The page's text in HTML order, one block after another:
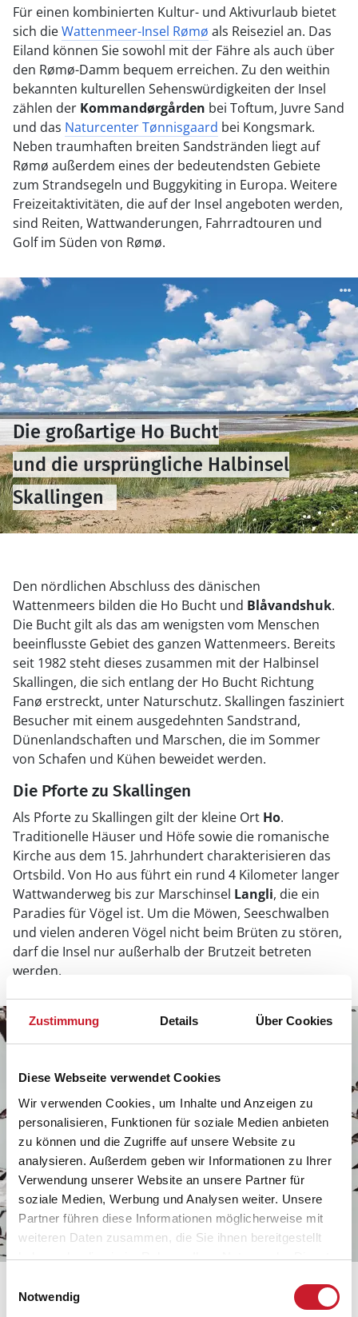
Zustimmung Details Über Cookies
Diese Webseite verwendet Cookies
Wir verwenden Cookies, um Inhalte und Anzeigen zu
personalisieren, Funktionen für soziale Medien anbieten
zu können und die Zugriffe auf unsere Website zu
analysieren. Außerdem geben wir Informationen zu Ihrer
Verwendung unserer Website an unsere Partner für
soziale Medien, Werbung und Analysen weiter. Unsere
Partner führen diese Informationen möglicherweise mit
weiteren Daten zusammen, die Sie ihnen bereitgestellt
haben oder die sie im Rahmen Ihrer Nutzung der Dienste
Notwendig
Für einen kombinierten Kultur- und Aktivurlaub bietet
sich dieWattenmeer-Insel Rømø als Reiseziel an. Das
Eiland können Sie sowohl mit der Fähre als auch über
den Rømø-Damm bequem erreichen. Zu den weithin
bekannten kulturellen Sehenswürdigkeiten der Insel
zählen der Kommandørgården bei Toftum, Juvre Sand
und das Naturcenter Tønnisgaard bei Kongsmark.
Neben traumhaften breiten Sandstränden liegt auf
Rømø außerdem eines der bedeutendsten Gebiete
zum Strandsegeln und Buggykiting in Europa. Weitere
Freizeitaktivitäten, die auf der Insel angeboten werden,
sind Reiten, Wattwanderungen, Fahrradtouren und
Golf im Süden von Rømø.
Die großartige Ho Bucht
und die ursprüngliche Halbinsel
Skallingen
Den nördlichen Abschluss des dänischen
Wattenmeers bilden die Ho Bucht und Blåvandshuk.
Die Bucht gilt als das am wenigsten vom Menschen
beeinflusste Gebiet des ganzen Wattenmeers. Bereits
seit 1982 steht dieses zusammen mit der Halbinsel
Skallingen, die sich entlang der Ho Bucht Richtung
Fanø erstreckt, unter Naturschutz. Skallingen fasziniert
Besucher mit einem ausgedehnten Sandstrand,
Dünenlandschaften und Marschen, die im Sommer
von Schafen und Kühen beweidet werden.
Die Pforte zu Skallingen
Als Pforte zu Skallingen gilt der kleine Ort Ho.
Traditionelle Häuser und Höfe sowie die romanische
Kirche aus dem 15. Jahrhundert charakterisieren das
Ortsbild. Von Ho aus führt ein rund 4 Kilometer langer
Wattwanderweg bis zur Marschinsel Langli, die ein
Paradies für Vögel ist. Um die Möwen, Seeschwalben
und vielen anderen Vögel nicht beim Brüten zu stören,
darf die Insel nur außerhalb der Brutzeit betreten
werden.
Lebensraum Wattenmeer – ein
Paradies für Tiere in Dänemark